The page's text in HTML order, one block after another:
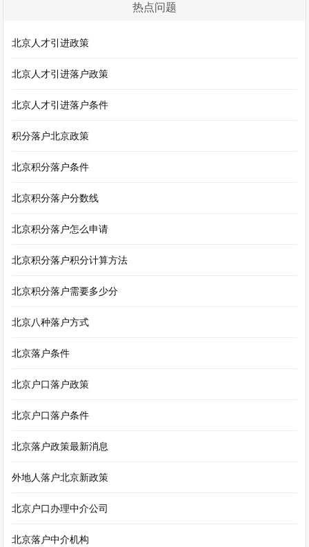
热点问题
北京人才引进政策
北京人才引进落户政策
北京人才引进落户条件
积分落户北京政策
北京积分落户条件
北京积分落户分数线
北京积分落户怎么申请
北京积分落户积分计算方法
北京积分落户需要多少分
北京八种落户方式
北京落户条件
北京户口落户政策
北京户口落户条件
北京落户政策最新消息
外地人落户北京新政策
北京户口办理中介公司
北京落户中介机构